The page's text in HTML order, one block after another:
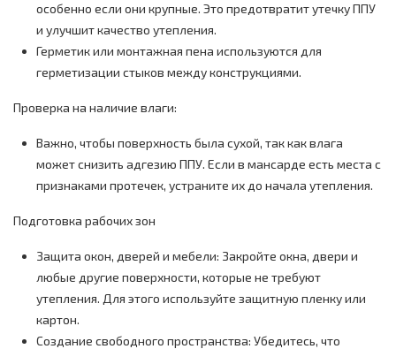
особенно если они крупные. Это предотвратит утечку ППУ
и улучшит качество утепления.
Герметик или монтажная пена используются для
герметизации стыков между конструкциями.
Проверка на наличие влаги:
Важно, чтобы поверхность была сухой, так как влага
может снизить адгезию ППУ. Если в мансарде есть места с
признаками протечек, устраните их до начала утепления.
Подготовка рабочих зон
Защита окон, дверей и мебели: Закройте окна, двери и
любые другие поверхности, которые не требуют
утепления. Для этого используйте защитную пленку или
картон.
Создание свободного пространства: Убедитесь, что